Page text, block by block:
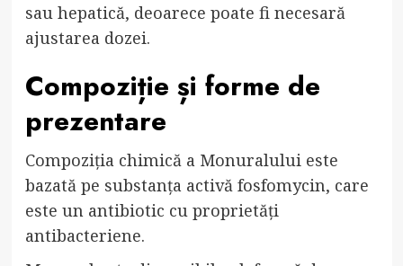
sau hepatică, deoarece poate fi necesară
ajustarea dozei.
Compoziție și forme de
prezentare
Compoziția chimică a Monuralului este
bazată pe substanța activă fosfomycin, care
este un antibiotic cu proprietăți
antibacteriene.